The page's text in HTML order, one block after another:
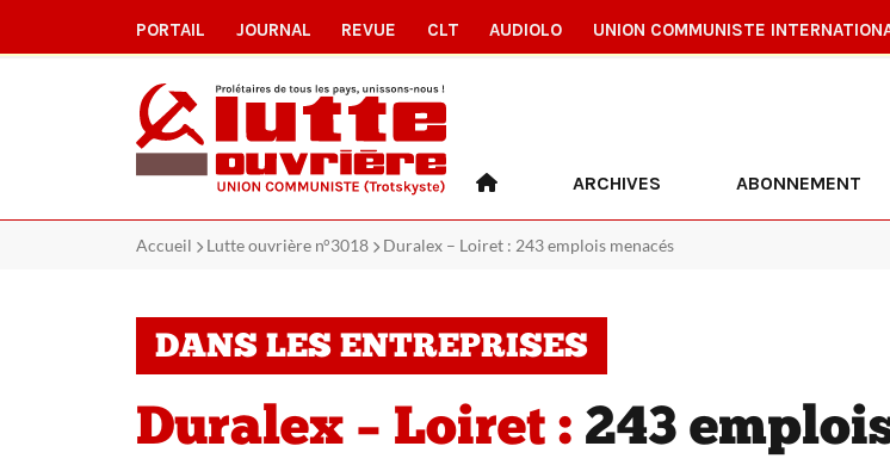
PORTAIL JOURNAL REVUE CLT AUDIOLO UNION COMMUNISTE
ARCHIVES ABONNEMENT
Accueil Lutte ouvrière n°3018 Duralex – Loiret : 243 emplois menacés
DANS LES ENTREPRISES
Duralex – Loiret : 243